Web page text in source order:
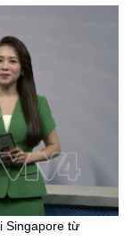
Singapore từ